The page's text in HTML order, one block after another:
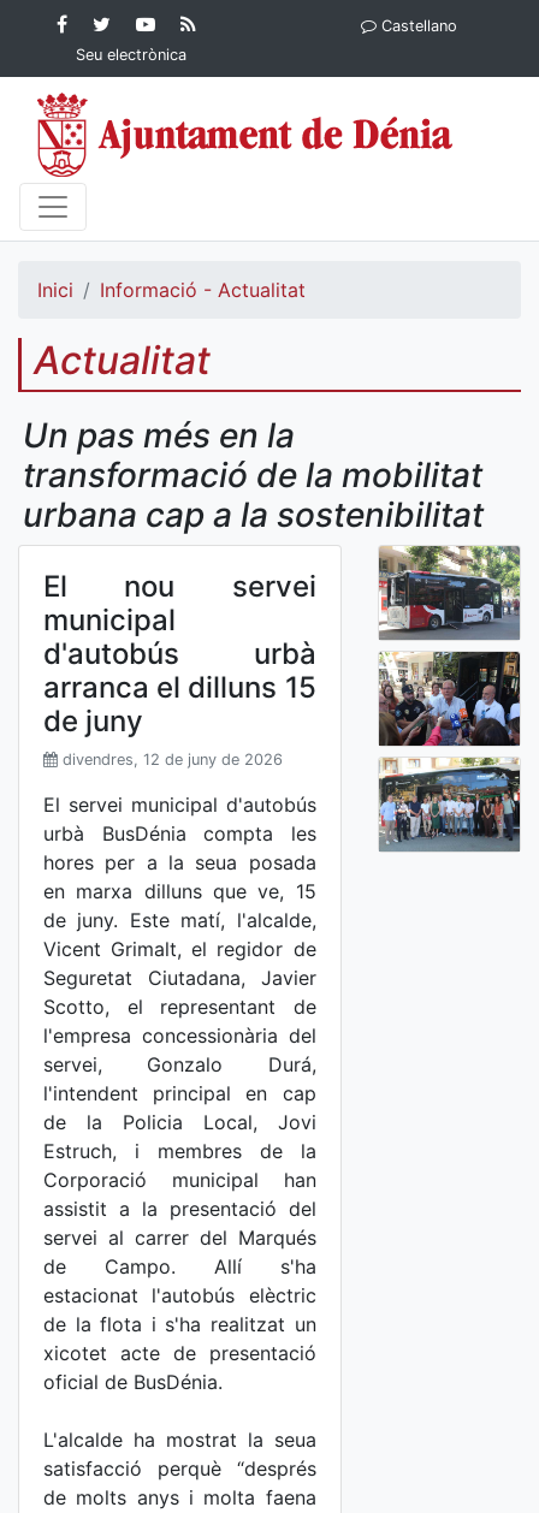
Contingut principalFacebook
Ajuntament de Dénia
Twitter
Ajuntament de
Dénia
YouTube
Ajuntament
de Dénia
Ajuntament
Seu electrònica
Castellano
Inici Informació - Actualitat
Actualitat
Un pas més en la
transformació de la mobilitat
urbana cap a la sostenibilitat
El nou servei
municipal
d'autobús urbà
arranca el dilluns 15
de juny
divendres, 12 de juny de 2026
El servei municipal d'autobús
urbà BusDénia compta les
hores per a la seua posada
en marxa dilluns que ve, 15
de juny. Este matí, l'alcalde,
Vicent Grimalt, el regidor de
Seguretat Ciutadana, Javier
Scotto, el representant de
l'empresa concessionària del
servei, Gonzalo Durá,
l'intendent principal en cap
de la Policia Local, Jovi
Estruch, i membres de la
Corporació municipal han
assistit a la presentació del
servei al carrer del Marqués
de Campo. Allí s'ha
estacionat l'autobús elèctric
de la flota i s'ha realitzat un
xicotet acte de presentació
oficial de BusDénia.
L'alcalde ha mostrat la seua
satisfacció perquè “després
de molts anys i molta faena